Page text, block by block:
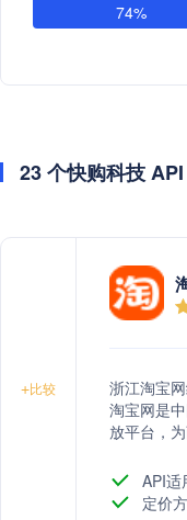
74%
23 个快购科技
+比较
浙江淘宝
淘宝网是
放平台，
API适
定价